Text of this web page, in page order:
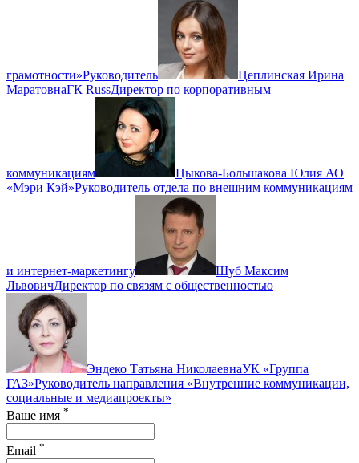
грамотности»Руководитель
Цеплинская Ирина
МаратовнаГК RussДиректор по корпоративным
коммуникациям Цыкова-Большакова Юлия АО
«Мэри Кэй»Руководитель отдела по внешним коммуникациям
и интернет-маркетингу
Шуб Максим
ЛьвовичДиректор по связям с общественностью
Эндеко Татьяна НиколаевнаУК «Группа
ГАЗ»Руководитель направления «Внутренние коммуникации,
социальные и медиапроекты»
Ваше имя *
Email *